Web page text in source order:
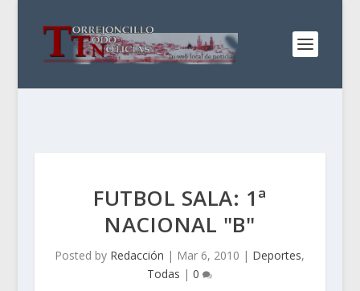
FUTBOL SALA: 1ª
NACIONAL "B"
Posted by Redacción | Mar 6, 2010 | Deportes,
Todas |0